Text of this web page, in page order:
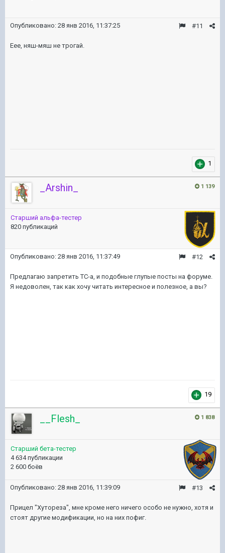
#11
Опубликовано: 28 янв 2016, 11:37:25
Еее, няш-мяш не трогай.
1
1 139
_Arshin_
Старший альфа-тестер
820 публикаций
#12
Опубликовано: 28 янв 2016, 11:37:49
Предлагаю запретить ТС-а, и подобные глупые посты на форуме.
Я недоволен, так как хочу читать интересное и полезное, а вы?
19
1 838
__Flesh_
Старший бета-тестер
4 634 публикации
2 600 боёв
#13
Опубликовано: 28 янв 2016, 11:39:09
Прицел "Хутореза", мне кроме него ничего особо не нужно, хотя и
стоят другие модификации, но на них пофиг.